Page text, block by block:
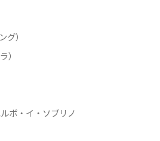
グ）
）
ボ・イ・ソブリノ